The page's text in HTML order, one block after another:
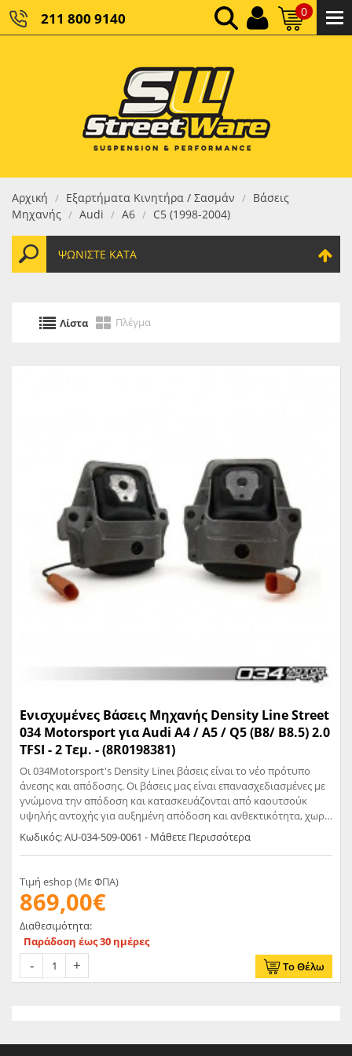
211 800 9140 0
ΚΑΘΑΡΌ ΣΎΝΟΛΟ:
ΤΕΛΙΚΌ ΣΎΝΟΛΟ:0,00 €
Αρχική / Εξαρτήματα Κινητήρα / Σασμάν / Βάσεις
Μηχανής / Audi / Α6 / C5 (1998-2004)
ΨΩΝΊΣΤΕ ΚΑΤΆ
Λίστα Πλέγμα
Ενισχυμένες Βάσεις Μηχανής Density Line Street
034 Motorsport για Audi A4 / A5 / Q5 (B8/ B8.5) 2.0
TFSI - 2 Τεμ. - (8R0198381)
Oι 034Motorsport's Density Lineι βάσεις είναι το νέο πρότυπο
άνεσης και απόδοσης. Οι βάσεις μας είναι επανασχεδιασμένες με
γνώμονα την απόδοση και κατασκευάζονται από καουτσούκ
υψηλής αντοχής για αυξημένη απόδοση και ανθεκτικότητα, χωρίς
να θυσιάζεται η άνεση. Οι βάσεις Density Line είναι
βελτιστοποιημένες χωρίς κενά και υγρά, εξαλείφοντας την κλίση
και την πιθανότητα διαρροής και κατάρρευσης που σχετίζεται με
τις εργοστασιακές βάσεις. Τα σώματα στήριξης είναι
κατασκευασμένα από χυτό αλουμίνιο υψηλής ποιότητας
χρησιμοποιώντας τεχνικές παραγωγής OEM και χρησιμοποιούν
εξομοιωτές για την αναπαραγωγή των ηλεκτρονικών των
εργοστασιακών στηριγμάτων κινητήρα για εγκατάσταση plug-
and-play. Αυτό εξασφαλίζει λειτουργία χωρίς MIL για αυτοκίνητα
εξοπλισμένα με ενεργές βάσεις κινητήρα. Οι βάσεις Density Line
κατασκευάζονται από καουτσούκ υψηλής αντοχής αντί από
Κωδικός: AU-034-509-0061 - Μάθετε Περισσότερα
Τιμή eshop (Με ΦΠΑ)
869,00€
Διαθεσιμότητα:
Παράδοση έως 30 ημέρες
Το Θέλω